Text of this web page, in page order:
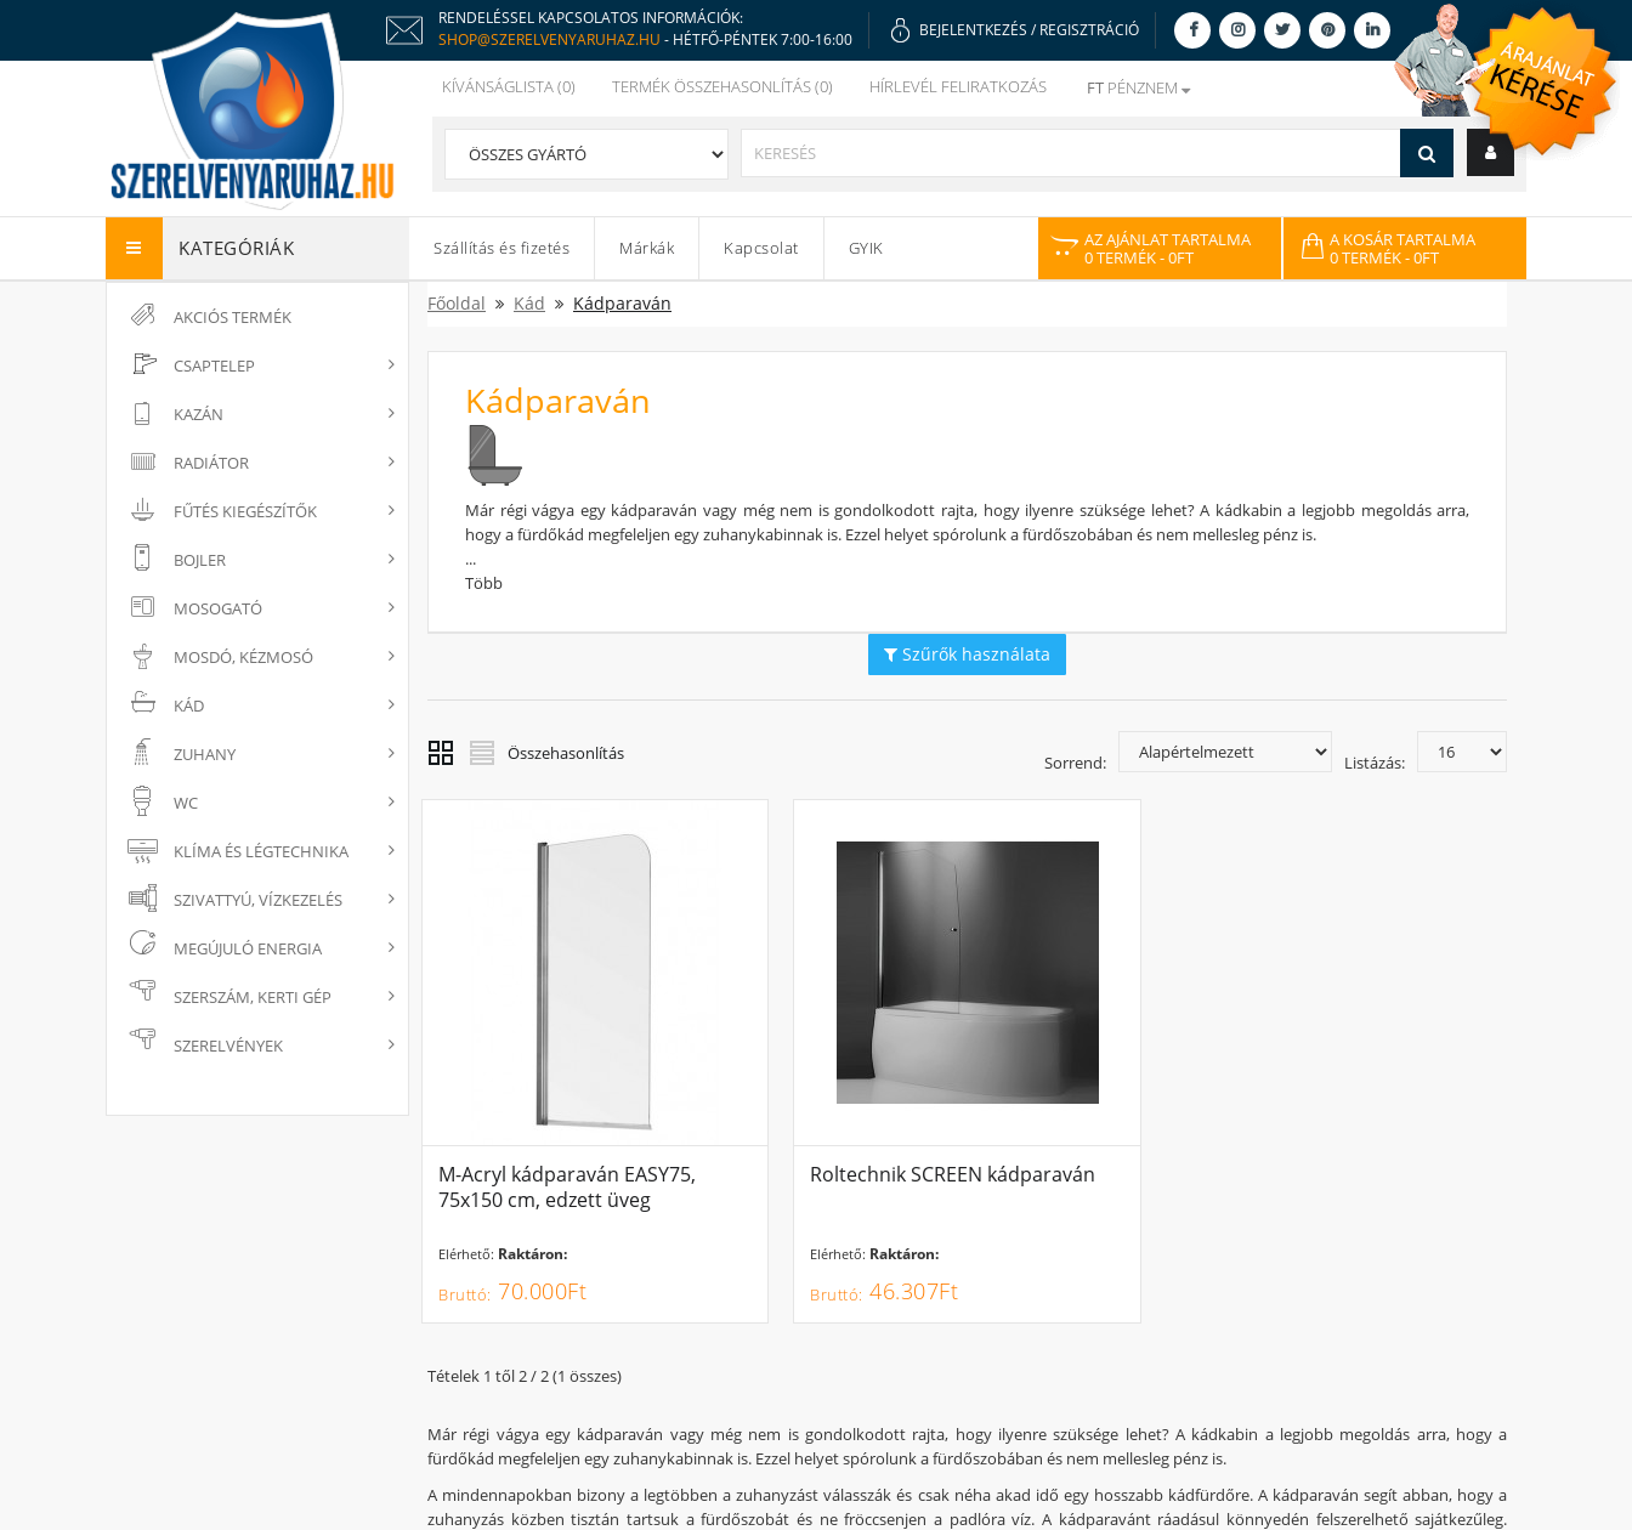
RENDELÉSSEL KAPCSOLATOS INFORMÁCIÓK:
SHOP@SZERELVENYARUHAZ.HU - HÉTFŐ-PÉNTEK 7:00-16:00
BEJELENTKEZÉS / REGISZTRÁCIÓ
KÍVÁNSÁGLISTA (0) TERMÉK ÖSSZEHASONLÍTÁS (0) HÍRLEVÉL FELIRATKOZÁS FT PÉNZNEM
KATEGÓRIÁK Szállítás és fizetés Márkák Kapcsolat GYIK
AZ AJÁNLAT TARTALMA
0 TERMÉK- 0FT
A KOSÁR TARTALMA
0 TERMÉK- 0FT
AKCIÓS TERMÉK
CSAPTELEP
KAZÁN
RADIÁTOR
FŰTÉS KIEGÉSZÍTŐK
BOJLER
MOSOGATÓ
MOSDÓ, KÉZMOSÓ
KÁD
ZUHANY
WC
KLÍMA ÉS LÉGTECHNIKA
SZIVATTYÚ, VÍZKEZELÉS
MEGÚJULÓ ENERGIA
SZERSZÁM, KERTI GÉP
SZERELVÉNYEK
Főoldal Kád Kádparaván
Kádparaván
Már régi vágya egy kádparaván vagy még nem is gondolkodott rajta, hogy ilyenre szüksége lehet? A kádkabin a legjobb megoldás arra,
hogy a fürdőkád megfeleljen egy zuhanykabinnak is. Ezzel helyet spórolunk a fürdőszobában és nem mellesleg pénz is.
A mindennapokban bizony a legtöbben a zuhanyzást válasszák és csak néha akad idő egy hosszabb kádfürdőre. A kádparaván segít abban,
hogy a zuhanyzás közben tisztán tartsuk a fürdőszobát és ne fröccsenjen a padlóra víz. A kádparavánt ráadásul könnyedén felszerelhető
A kategória oldalon található szűrővel könnyedén megtalhatja a megfelelő méretet. Választhat a paravánüveg színek között is. Nincs többé
baktériumokkal teli zuhanyföggöny. A kádparaván könnyedén tisztítható és egyben esztétikus megoldás a fürdőszobában. Már 18.453 Ft-
tól kaphatóak. Nézze meg választékunkat és legyen otthonába akár pár napon belül!
...
Több
Szűrők használata
Összehasonlítás Sorrend: Listázás:
M-Acryl kádparaván EASY75,
75x150 cm, edzett üveg
Elérhető: Raktáron:
70.000Ft
Roltechnik SCREEN kádparaván
Elérhető: Raktáron:
46.307Ft
Tételek 1 től 2 / 2 (1 összes)
Már régi vágya egy kádparaván vagy még nem is gondolkodott rajta, hogy ilyenre szüksége lehet? A kádkabin a legjobb megoldás arra, hogy a
fürdőkád megfeleljen egy zuhanykabinnak is. Ezzel helyet spórolunk a fürdőszobában és nem mellesleg pénz is.
A mindennapokban bizony a legtöbben a zuhanyzást válasszák és csak néha akad idő egy hosszabb kádfürdőre. A kádparaván segít abban, hogy a
zuhanyzás közben tisztán tartsuk a fürdőszobát és ne fröccsenjen a padlóra víz. A kádparavánt ráadásul könnyedén felszerelhető sajátkezűleg.